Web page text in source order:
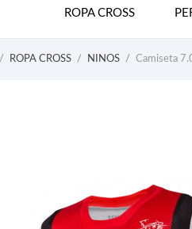
ROPA CROSS
ROPA CROSS NINOS Camiseta